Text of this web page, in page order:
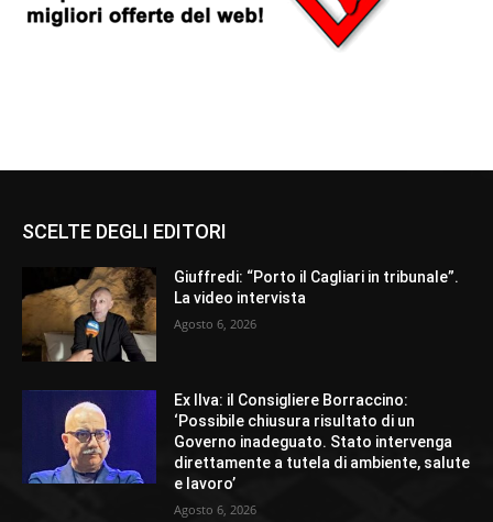
SCELTE DEGLI EDITORI
Giuffredi: “Porto il Cagliari in tribunale”.
La video intervista
Agosto 6, 2026
Ex Ilva: il Consigliere Borraccino:
‘Possibile chiusura risultato di un
Governo inadeguato. Stato intervenga
direttamente a tutela di ambiente, salute
e lavoro’
Agosto 6, 2026